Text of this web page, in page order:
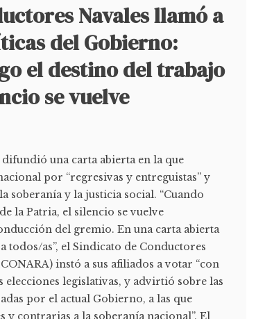
Navales llamó a
del Gobierno:
el destino del trabajo
se vuelve
una carta abierta en la que
por “regresivas y entreguistas” y
soberanía y la justicia social. “Cuando
la Patria, el silencio se vuelve
del gremio. En una carta abierta
todos/as”, el Sindicato de Conductores
instó a sus afiliados a votar “con
elecciones legislativas, y advirtió sobre las
por el actual Gobierno, a las que
y contrarias a la soberanía nacional”. El